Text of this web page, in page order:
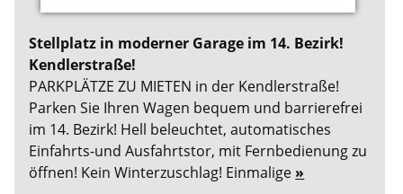
Stellplatz in moderner Garage im 14. Bezirk!
Kendlerstraße!
PARKPLÄTZE ZU MIETEN in der Kendlerstraße!
Parken Sie Ihren Wagen bequem und barrierefrei
im 14. Bezirk! Hell beleuchtet, automatisches
Einfahrts-und Ausfahrtstor, mit Fernbedienung zu
öffnen! Kein Winterzuschlag! Einmalige »